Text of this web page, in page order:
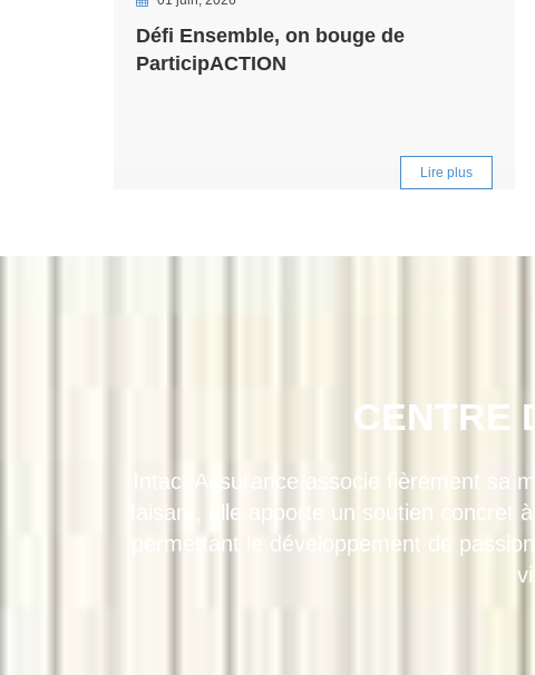
Défi Ensemble, on bouge de
ParticipACTION
Lire plus
CENTRE
Intact Assurance associe fièrement sa
faisant, elle apporte un soutien concret
permettant le développement de